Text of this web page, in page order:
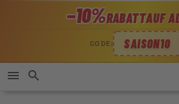
−10%RABATTAUF
CODE: SAISON10
Direkt
menu search